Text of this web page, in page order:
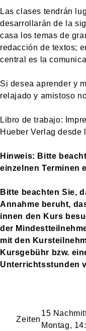
Las clases tendrán
desarrollarán de la
casa los temas de
redacción de textos;
central es la
Si desea aprender y
relajado y amistoso
Libro de trabajo:
Hueber Verlag desde
Hinweis: Bitte
einzelnen Terminen
Bitte beachten Sie,
Annahme beruht,
innen den Kurs
der
mit den
Kursgebühr bzw.
Unterrichtsstunden
Zeiten
15
Montag,